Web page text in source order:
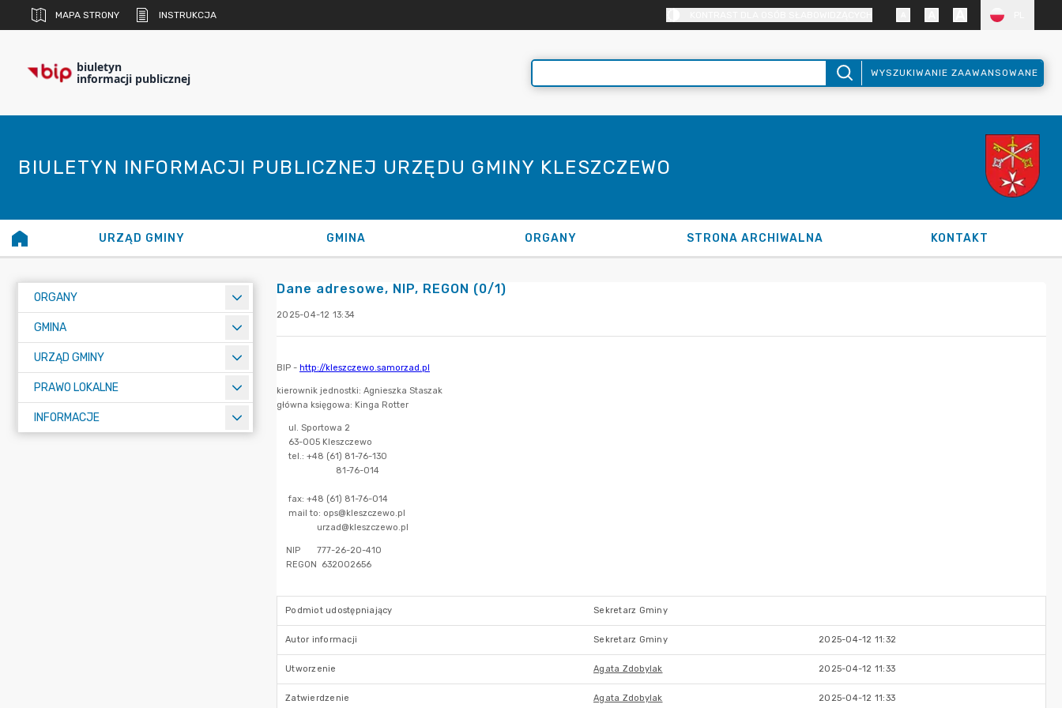
MAPA STRONY INSTRUKCJA
biuletyn
informacji publicznej WYSZUKIWANIE ZAAWANSOWANE
BIULETYN INFORMACJI PUBLICZNEJ URZĘDU GMINY KLESZCZEWO
URZĄD GMINY GMINA ORGANY STRONA ARCHIWALNA KONTAKT
ORGANY
GMINA
URZĄD GMINY
PRAWO LOKALNE
INFORMACJE
Dane adresowe, NIP, REGON (0/1)
2025-04-12 13:34
Podmiot udostępniający Sekretarz Gminy
Autor informacji Sekretarz Gminy 2025-04-12 11:32
Utworzenie Agata Zdobylak 2025-04-12 11:33
Zatwierdzenie Agata Zdobylak 2025-04-12 11:33